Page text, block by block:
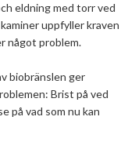
eldning med torr ved
uppfyller kraven
något problem.
biobränslen ger
Brist på ved
på vad som nu kan